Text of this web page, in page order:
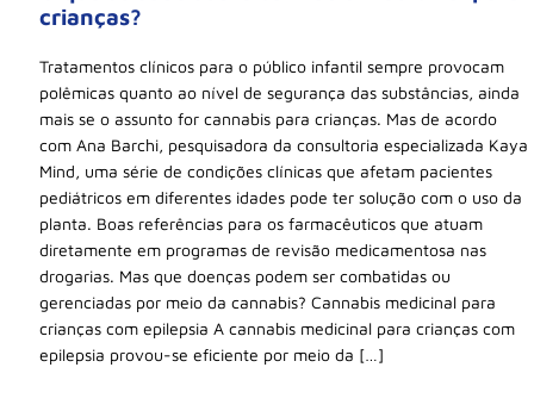
crianças?
Tratamentos clínicos para o público infantil sempre provocam
polêmicas quanto ao nível de segurança das substâncias, ainda
mais se o assunto for cannabis para crianças. Mas de acordo
com Ana Barchi, pesquisadora da consultoria especializada Kaya
Mind, uma série de condições clínicas que afetam pacientes
pediátricos em diferentes idades pode ter solução com o uso da
planta. Boas referências para os farmacêuticos que atuam
diretamente em programas de revisão medicamentosa nas
drogarias. Mas que doenças podem ser combatidas ou
gerenciadas por meio da cannabis? Cannabis medicinal para
crianças com epilepsia A cannabis medicinal para crianças com
epilepsia provou-se eficiente por meio da […]